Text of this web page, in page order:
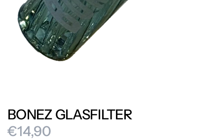
BONEZ GLASFILTER
€14,90